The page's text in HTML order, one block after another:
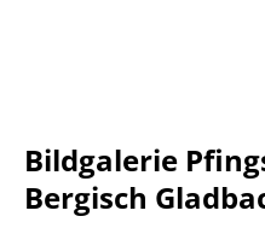
Bildgalerie
Bergisch